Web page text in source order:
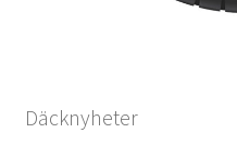
Däcknyheter